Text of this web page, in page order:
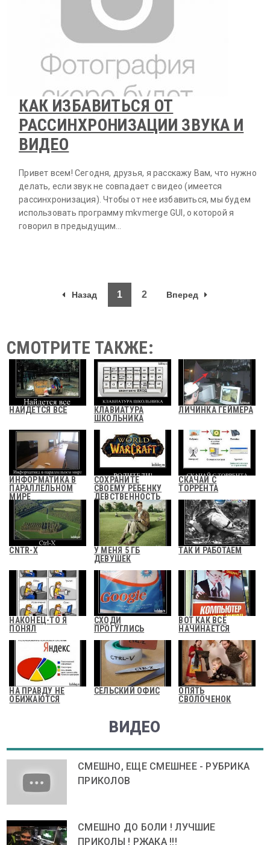
КАК ИЗБАВИТЬСЯ ОТ
РАССИНХРОНИЗАЦИИ ЗВУКА И
ВИДЕО
Привет всем! Сегодня, друзья, я расскажу Вам, что нужно
делать, если звук не совпадает с видео (имеется
рассинхронизация). Чтобы от нее избавиться, мы будем
использовать программу mkvmerge GUI, о которой я
говорил в предыдущим…
Назад 1 2 Вперед
СМОТРИТЕ ТАКЖЕ:
НАЙДЕТСЯ ВСЁ
КЛАВИАТУРА
ШКОЛЬНИКА
ЛИЧИНКА ГЕЙМЕРА
ИНФОРМАТИКА В
ПАРАЛЛЕЛЬНОМ
МИРЕ
СОХРАНИТЕ
СВОЕМУ РЕБЕНКУ
ДЕВСТВЕННОСТЬ
СКАЧАЙ С
ТОРРЕНТА
CNTR-X
У МЕНЯ 5 ГБ
ДЕВУШЕК
ТАК И РАБОТАЕМ
НАКОНЕЦ-ТО Я
ПОНЯЛ
СХОДИ
ПРОГУГЛИСЬ
ВОТ КАК ВСЕ
НАЧИНАЕТСЯ
НА ПРАВДУ НЕ
ОБИЖАЮТСЯ
СЕЛЬСКИЙ ОФИС
ОПЯТЬ
СВОЛОЧЕНОК
ВИДЕО
СМЕШНО, ЕЩЕ СМЕШНЕЕ - РУБРИКА
ПРИКОЛОВ
СМЕШНО ДО БОЛИ ! ЛУЧШИЕ
ПРИКОЛЫ ! РЖАКА !!!